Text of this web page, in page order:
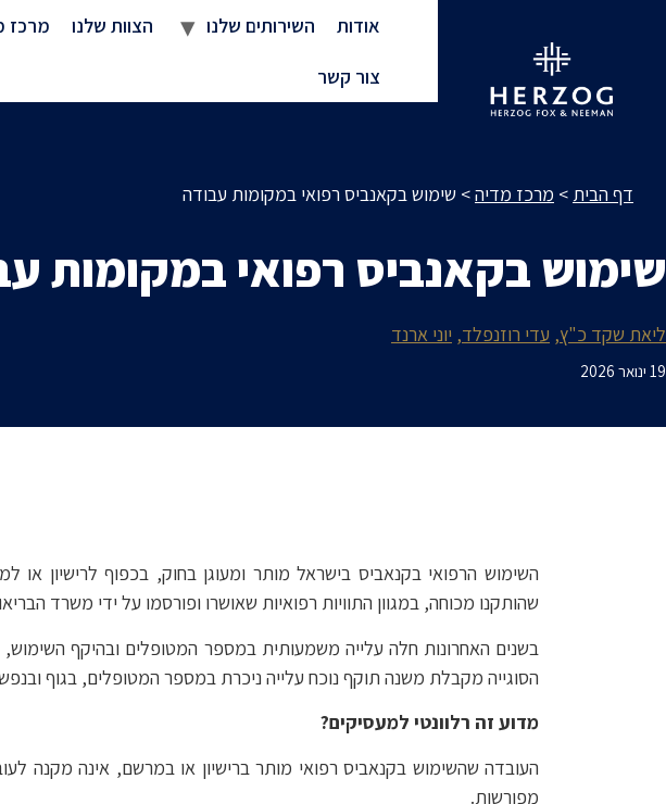
אודות השירותים שלנו הצוות שלנו מרכז
צור קשר
דף הבית > מרכז מדיה> שימוש בקאנביס רפואי במקומות עבודה
שימוש בקאנביס רפואי במקומות
ליאת שקד כ"ץ עדי רוזנפלד יוני ארנד
19 ינואר 2026
שהותקנו מכוחה, במגוון התוויות רפואיות שאושרו ופורסמו על ידי משרד
בשנים האחרונות חלה עלייה משמעותית במספר המטופלים ובהיקף
הסוגייה מקבלת משנה תוקף נוכח עלייה ניכרת במספר המטופלים, בגוף
מדוע זה רלוונטי למעסיקים?
העובדה שהשימוש בקנאביס רפואי מותר ברישיון או במרשם, אינה מקנה
מפורשות.